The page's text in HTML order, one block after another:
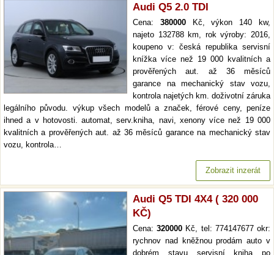
Audi Q5 2.0 TDI
Cena: 380000Kč, výkon 140 kw,
najeto 132788 km, rok výroby: 2016,
koupeno v: česká republika servisní
knížka více než 19 000 kvalitních a
prověřených aut. až 36 měsíců
garance na mechanický stav vozu,
kontrola najetých km. doživotní záruka
legálního původu. výkup všech modelů a značek, férové ceny, peníze
ihned a v hotovosti. automat, serv.kniha, navi, xenony více než 19 000
kvalitních a prověřených aut. až 36 měsíců garance na mechanický stav
vozu, kontrola…
Zobrazit inzerát
Audi Q5 TDI 4X4 ( 320 000
KČ)
Cena:320000 Kč, tel: 774147677 okr:
rychnov nad kněžnou prodám auto v
dobrém stavu servisní kniha po